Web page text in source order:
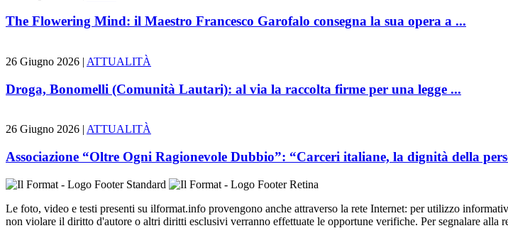
The Flowering Mind: il Maestro Francesco Garofalo consegna la sua opera a ...
26 Giugno 2026 | ATTUALITÀ
Droga, Bonomelli (Comunità Lautari): al via la raccolta firme per una legge ...
26 Giugno 2026 | ATTUALITÀ
Associazione “Oltre Ogni Ragionevole Dubbio”: “Carceri italiane, la dignità della
Le foto, video e testi presenti su ilformat.info provengono anche attraverso la rete Internet: per utilizzo
non violare il diritto d'autore o altri diritti esclusivi verranno effettuate le opportune verifiche. Per segnalare alla